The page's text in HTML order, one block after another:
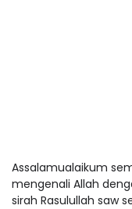
Assalamualaikum
mengenali Allah
sirah Rasulullah saw